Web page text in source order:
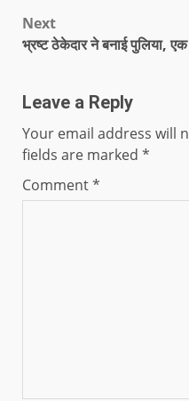
Next
भ्रष्ट ठेकेदार ने बनाई पुलिया,
Leave a Reply
Your email address will
fields are marked *
Comment*